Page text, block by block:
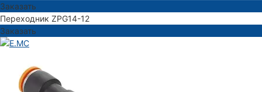
Заказать
Переходник ZPG14-12
Заказать